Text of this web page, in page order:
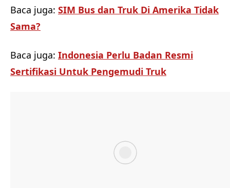
Baca juga: SIM Bus dan Truk Di Amerika Tidak
Sama?
Baca juga: Indonesia Perlu Badan Resmi
Sertifikasi Untuk Pengemudi Truk